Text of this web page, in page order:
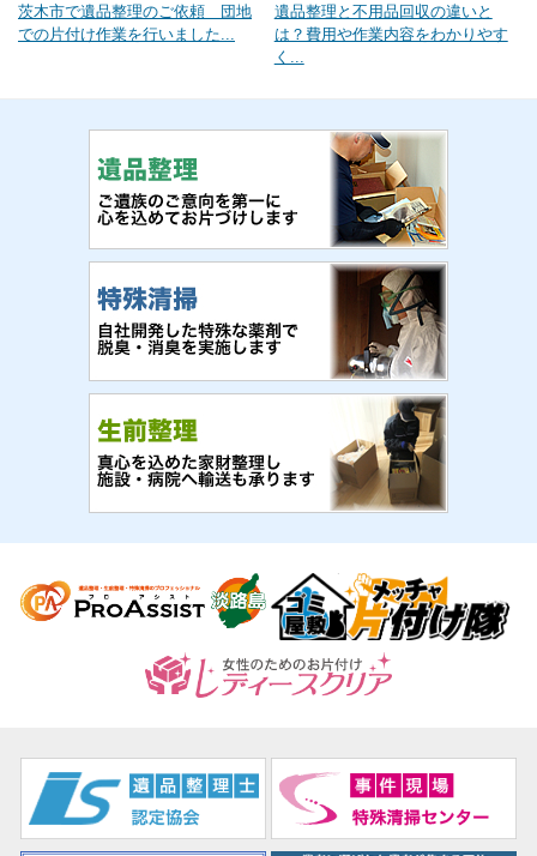
茨木市で遺品整理のご依頼 団地
での片付け作業を行いました...
遺品整理と不用品回収の違いと
は？費用や作業内容をわかりやす
く...